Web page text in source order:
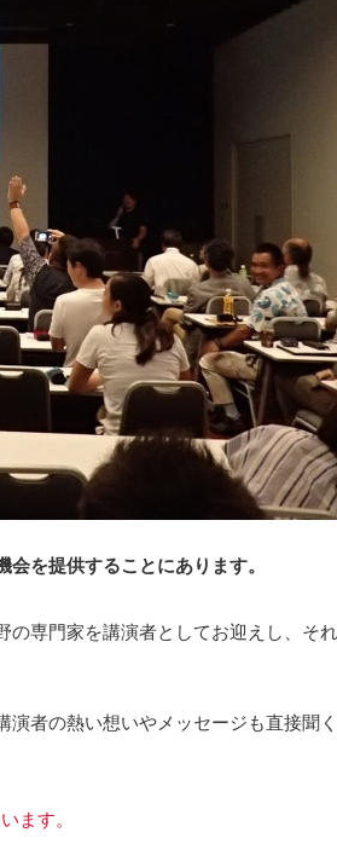
を提供することにあります。
の専門家を講演者としてお迎えし、そ
者の熱い想いやメッセージも直接聞く
ます。